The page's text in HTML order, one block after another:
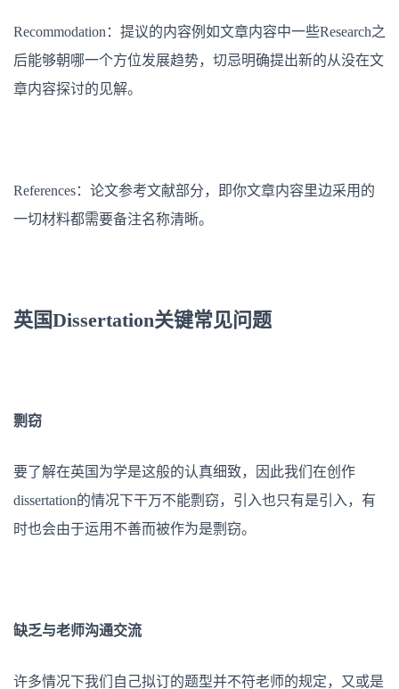
Recommodation：提议的内容例如文章内容中一些Research之
后能够朝哪一个方位发展趋势，切忌明确提出新的从没在文
章内容探讨的见解。
References：论文参考文献部分，即你文章内容里边采用的
一切材料都需要备注名称清晰。
英国Dissertation关键常见问题
剽窃
要了解在英国为学是这般的认真细致，因此我们在创作
dissertation的情况下干万不能剽窃，引入也只有是引入，有
时也会由于运用不善而被作为是剽窃。
缺乏与老师沟通交流
许多情况下我们自己拟订的题型并不符老师的规定，又或是